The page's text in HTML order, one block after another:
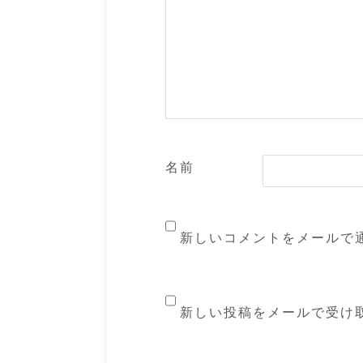
名前
新しいコメントをメールで
新しい投稿をメールで受け